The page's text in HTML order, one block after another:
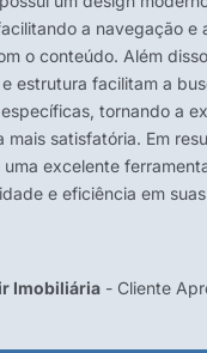
a navegação e
o conteúdo. Além
estrutura facilitam a
tornando a
mais satisfatória. Em
excelente
e eficiência em
Imobiliária - Cliente